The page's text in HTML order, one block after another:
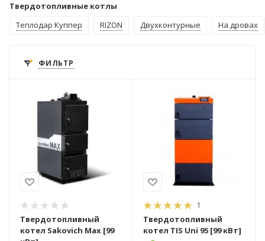
Твердотопливные котлы
Теплодар Куппер
RIZON Двухконтурные На дровах
ФИЛЬТР
Твердотопливный
котел Sakovich Max [99
1
Твердотопливный
котел TIS Uni 95 [99 кВт]